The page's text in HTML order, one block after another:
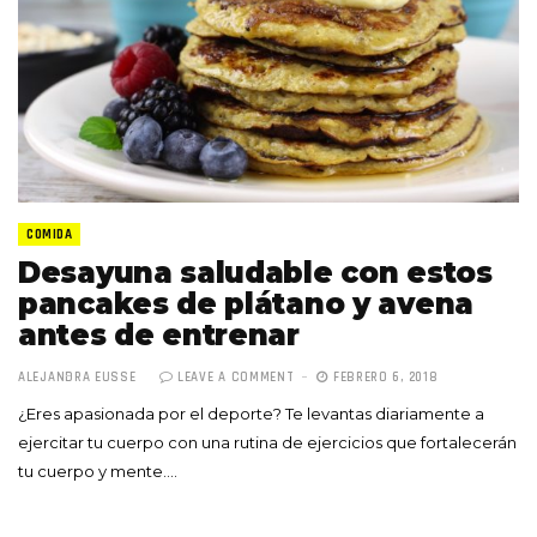
COMIDA
Desayuna saludable con estos
pancakes de plátano y avena
antes de entrenar
ALEJANDRA EUSSE LEAVE A COMMENT FEBRERO 6, 2018
¿Eres apasionada por el deporte? Te levantas diariamente a
ejercitar tu cuerpo con una rutina de ejercicios que fortalecerán
tu cuerpo y mente.…